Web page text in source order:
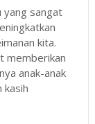
yang sangat
kita.
memberikan
anak-anak
kasih